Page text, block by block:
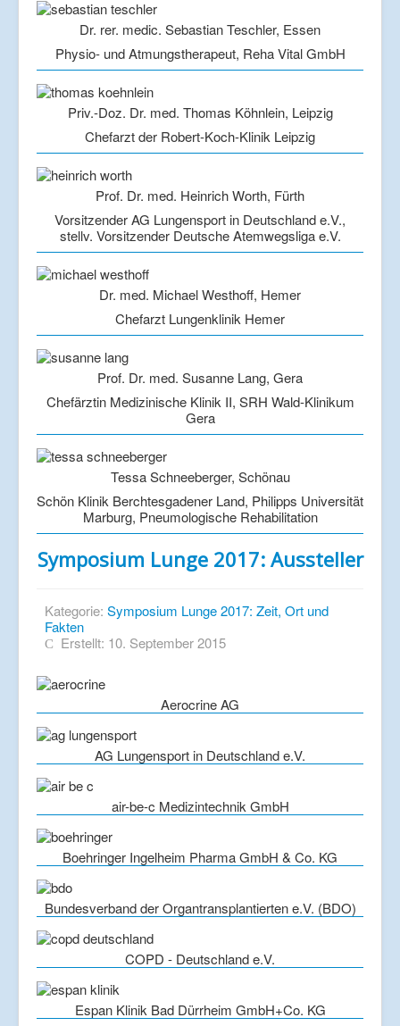
Dr. rer. medic. Sebastian Teschler, Essen
Physio- und Atmungstherapeut, Reha Vital GmbH
Priv.-Doz. Dr. med. Thomas Köhnlein, Leipzig
Chefarzt der Robert-Koch-Klinik Leipzig
Prof. Dr. med. Heinrich Worth, Fürth
Vorsitzender AG Lungensport in Deutschland e.V.,
stellv. Vorsitzender Deutsche Atemwegsliga e.V.
Dr. med. Michael Westhoff, Hemer
Chefarzt Lungenklinik Hemer
Prof. Dr. med. Susanne Lang, Gera
Chefärztin Medizinische Klinik II, SRH Wald-Klinikum
Gera
Tessa Schneeberger, Schönau
Schön Klinik Berchtesgadener Land, Philipps Universität
Marburg, Pneumologische Rehabilitation
Symposium Lunge 2017: Aussteller
Kategorie: Symposium Lunge 2017: Zeit, Ort und
Fakten
Erstellt: 10. September 2015
Aerocrine AG
AG Lungensport in Deutschland e.V.
air-be-c Medizintechnik GmbH
Boehringer Ingelheim Pharma GmbH & Co. KG
Bundesverband der Organtransplantierten e.V. (BDO)
COPD - Deutschland e.V.
Espan Klinik Bad Dürrheim GmbH+Co. KG